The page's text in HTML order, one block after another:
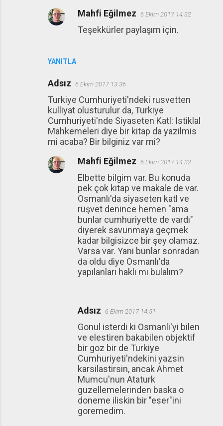
YANITLA
Mahfi Eğilmez 6 Ekim 2017 14:32
Teşekkürler paylaşım için.
Adsız 6 Ekim 2017 13:36
Turkiye Cumhuriyeti'ndeki rusvetten
kulliyat olusturulur da, Turkiye
Cumhuriyeti'nde Siyaseten Katl: Istiklal
Mahkemeleri diye bir kitap da yazilmis
mi acaba? Bir bilginiz var mi?
Mahfi Eğilmez 6 Ekim 2017 14:32
Elbette bilgim var. Bu konuda
pek çok kitap ve makale de var.
Osmanlı'da siyaseten katl ve
rüşvet denince hemen "ama
bunlar cumhuriyette de vardı"
diyerek savunmaya geçmek
kadar bilgisizce bir şey olamaz.
Varsa var. Yani bunlar sonradan
da oldu diye Osmanlı'da
yapılanları haklı mı bulalım?
Adsız 6 Ekim 2017 14:51
Gonul isterdi ki Osmanli'yi bilen
ve elestiren bakabilen objektif
bir goz bir de Turkiye
Cumhuriyeti'ndekini yazsin
karsilastirsin, ancak Ahmet
Mumcu'nun Ataturk
guzellemelerinden baska o
doneme iliskin bir "eser"ini
goremedim.